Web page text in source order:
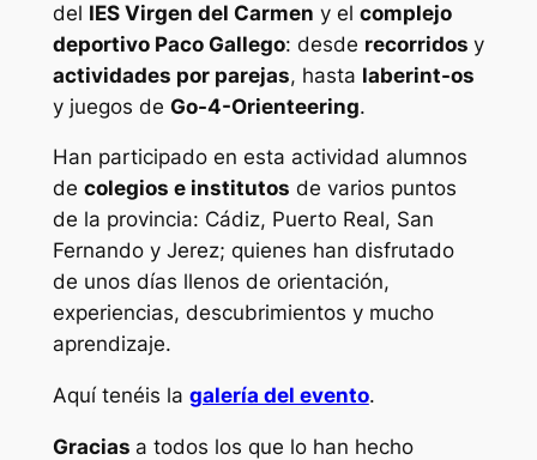
del IES Virgen del Carmen y el complejo
deportivo Paco Gallego: desde recorridos y
actividades por parejas, hasta laberint-os
y juegos de Go-4-Orienteering.
Han participado en esta actividad alumnos
de colegios e institutos de varios puntos
de la provincia: Cádiz, Puerto Real, San
Fernando y Jerez; quienes han disfrutado
de unos días llenos de orientación,
experiencias, descubrimientos y mucho
aprendizaje.
Aquí tenéis la galería del evento.
Gracias a todos los que lo han hecho